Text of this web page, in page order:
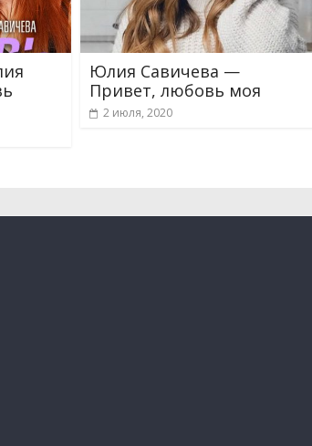
Юлия Савичева —
Привет, любовь моя
2 июля, 2020